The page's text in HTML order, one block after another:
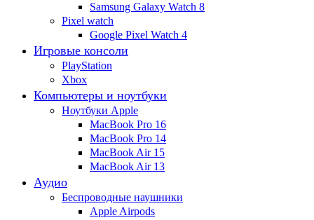
Samsung Galaxy Watch 8
Pixel watch
Google Pixel Watch 4
Игровые консоли
PlayStation
Xbox
Компьютеры и ноутбуки
Ноутбуки Apple
MacBook Pro 16
MacBook Pro 14
MacBook Air 15
MacBook Air 13
Аудио
Беспроводные наушники
Apple Airpods